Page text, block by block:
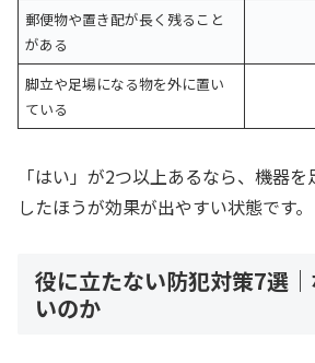
郵便物や置き配が長く残ること
がある
脚立や足場になる物を外に置い
ている
「はい」が2つ以上あるなら、機器
したほうが効果が出やすい状態です。
役に立たない防犯対策7選
いのか